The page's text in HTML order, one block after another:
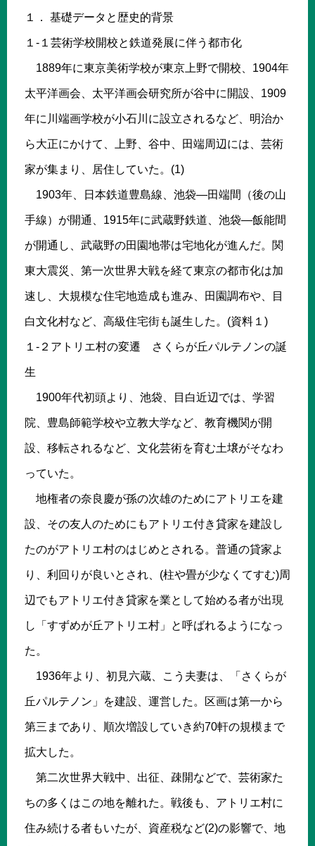
１． 基礎データと歴史的背景
１-１芸術学校開校と鉄道発展に伴う都市化
1889年に東京美術学校が東京上野で開校、1904年
太平洋画会、太平洋画会研究所が谷中に開設、1909
年に川端画学校が小石川に設立されるなど、明治か
ら大正にかけて、上野、谷中、田端周辺には、芸術
家が集まり、居住していた。(1)
1903年、日本鉄道豊島線、池袋―田端間（後の山
手線）が開通、1915年に武蔵野鉄道、池袋―飯能間
が開通し、武蔵野の田園地帯は宅地化が進んだ。関
東大震災、第一次世界大戦を経て東京の都市化は加
速し、大規模な住宅地造成も進み、田園調布や、目
白文化村など、高級住宅街も誕生した。(資料１)
１-２アトリエ村の変遷 さくらが丘パルテノンの誕
生
1900年代初頭より、池袋、目白近辺では、学習
院、豊島師範学校や立教大学など、教育機関が開
設、移転されるなど、文化芸術を育む土壌がそなわ
っていた。
地権者の奈良慶が孫の次雄のためにアトリエを建
設、その友人のためにもアトリエ付き貸家を建設し
たのがアトリエ村のはじめとされる。普通の貸家よ
り、利回りが良いとされ、(柱や畳が少なくてすむ)周
辺でもアトリエ付き貸家を業として始める者が出現
し「すずめが丘アトリエ村」と呼ばれるようになっ
た。
1936年より、初見六蔵、こう夫妻は、「さくらが
丘パルテノン」を建設、運営した。区画は第一から
第三まであり、順次増設していき約70軒の規模まで
拡大した。
第二次世界大戦中、出征、疎開などで、芸術家た
ちの多くはこの地を離れた。戦後も、アトリエ村に
住み続ける者もいたが、資産税など(2)の影響で、地